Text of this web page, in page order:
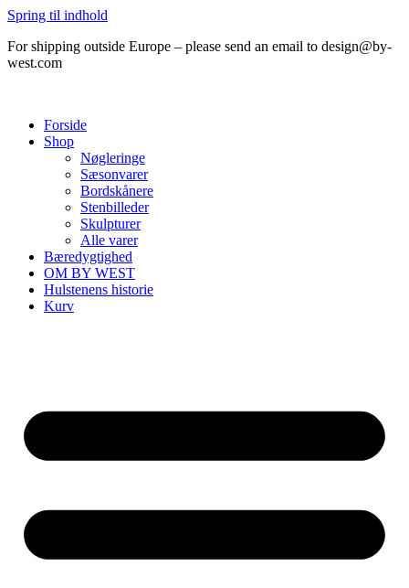
Spring til indhold
For shipping outside Europe – please send an email to design@by-
west.com
Forside
Shop
Nøgleringe
Sæsonvarer
Bordskånere
Stenbilleder
Skulpturer
Alle varer
Bæredygtighed
OM BY WEST
Hulstenens historie
Kurv